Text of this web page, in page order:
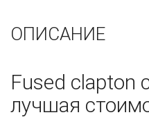
ОПИСАНИЕ
Fused clapton
лучшая